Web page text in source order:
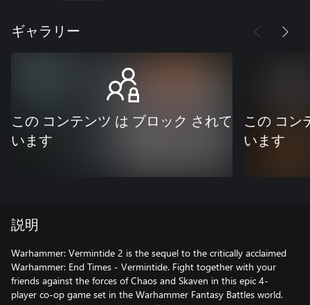
ギャラリー
この コンテンツ は ブロック されて
います
この コン
います
説明
Warhammer: Vermintide 2 is the sequel to the critically acclaimed
Warhammer: End Times - Vermintide. Fight together with your
friends against the forces of Chaos and Skaven in this epic 4-
player co-op game set in the Warhammer Fantasy Battles world.